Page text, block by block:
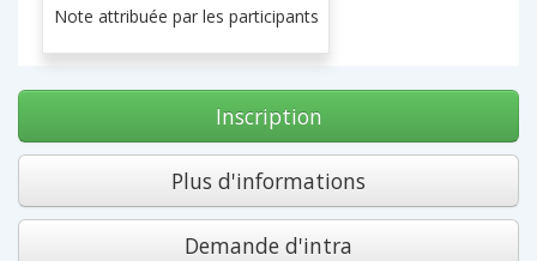
Note attribuée par les participants
Inscription
Plus d'informations
Demande d'intra